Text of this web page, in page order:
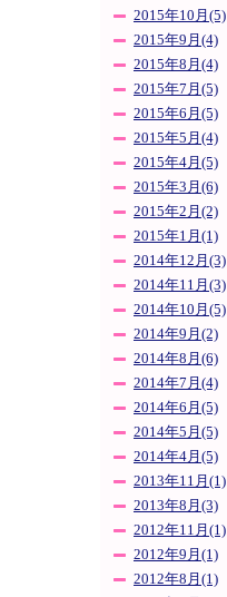
2015年10月(5)
2015年9月(4)
2015年8月(4)
2015年7月(5)
2015年6月(5)
2015年5月(4)
2015年4月(5)
2015年3月(6)
2015年2月(2)
2015年1月(1)
2014年12月(3)
2014年11月(3)
2014年10月(5)
2014年9月(2)
2014年8月(6)
2014年7月(4)
2014年6月(5)
2014年5月(5)
2014年4月(5)
2013年11月(1)
2013年8月(3)
2012年11月(1)
2012年9月(1)
2012年8月(1)